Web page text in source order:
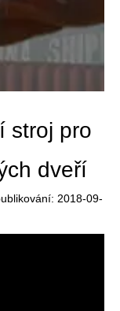
stroj pro
dveří
2018-09-